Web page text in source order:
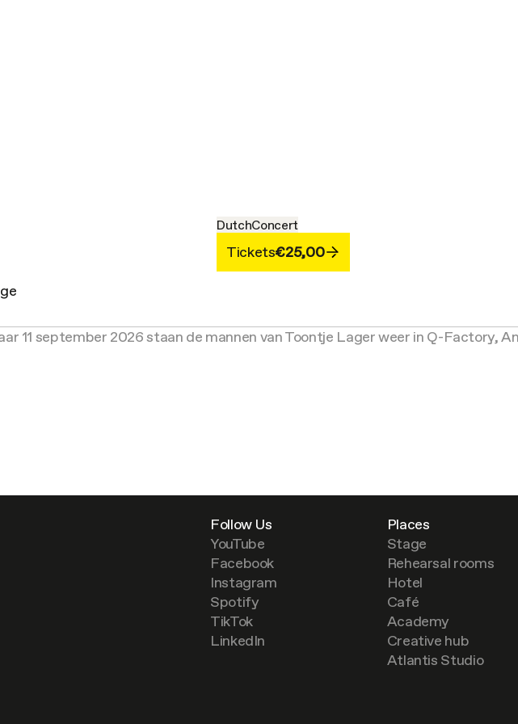
DutchConcert
Tickets€25,00
11 september 2026 staan de mannen van Toontje Lager weer in Q-Factory,
Follow Us
YouTube
Facebook
Instagram
Spotify
TikTok
LinkedIn
Places
Stage
Rehearsal rooms
Hotel
Café
Academy
Creative hub
Atlantis Studio